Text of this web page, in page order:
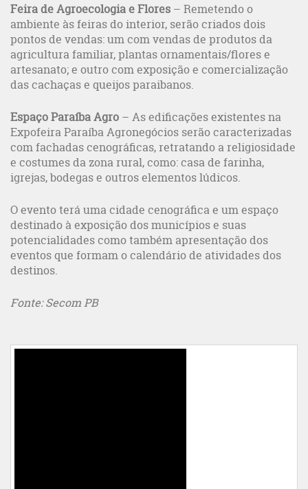
Feira de Agroecologia e Flores – Remetendo o
ambiente às feiras do interior, serão criados dois
pontos de vendas: um com vendas de produtos da
agricultura familiar, plantas ornamentais/flores e
artesanato; e outro com exposição e comercialização
das cachaças e queijos paraibanos.
Espaço Paraíba Agro – As edificações existentes na
Expofeira Paraíba Agronegócios serão caracterizadas
com fachadas cenográficas, retratando a religiosidade
e costumes da zona rural, como: casa de farinha,
igrejas, bodegas e outros elementos lúdicos.
O evento terá uma cidade cenográfica e um espaço
destinado à exposição dos municípios e suas
potencialidades como também apresentação dos
eventos que formam o calendário de atividades dos
destinos.
Fonte: Secom PB